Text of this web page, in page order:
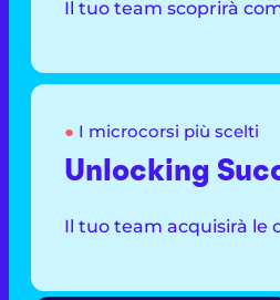
Il tuo team scoprirà
● I microcorsi più scelti
Unlocking
Il tuo team acquisirà le